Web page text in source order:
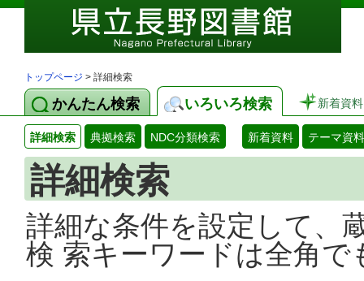
トップページ > 詳細検索
かんたん検索 いろいろ検索 新着資料
詳細検索 典拠検索 NDC分類検索 新着資料 テーマ資料
詳細検索
詳細な条件を設定して、
検 索キーワードは全角